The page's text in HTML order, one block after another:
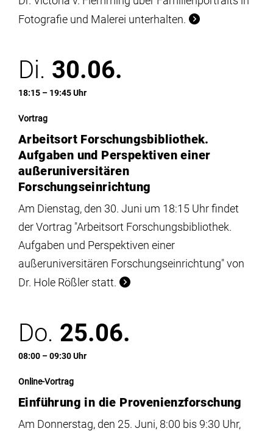
Fotografie und Malerei unterhalten.
Di. 30.06.
18:15 – 19:45 Uhr
Vortrag
Arbeitsort Forschungsbibliothek.
Aufgaben und Perspektiven einer
außeruniversitären
Forschungseinrichtung
Am Dienstag, den 30. Juni um 18:15 Uhr findet
der Vortrag "Arbeitsort Forschungsbibliothek.
Aufgaben und Perspektiven einer
außeruniversitären Forschungseinrichtung" von
Dr. Hole Rößler statt.
Do. 25.06.
08:00 – 09:30 Uhr
Online-Vortrag
Einführung in die Provenienzforschung
Am Donnerstag, den 25. Juni, 8:00 bis 9:30 Uhr,